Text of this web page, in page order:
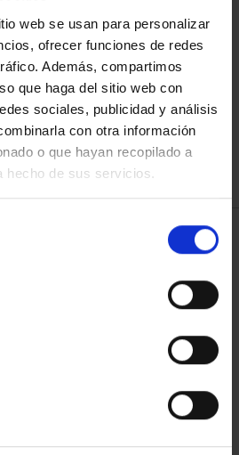
web se usan para personalizar
ofrecer funciones de redes
Además, compartimos
que haga del sitio web con
sociales, publicidad y análisis
con otra información
o que hayan recopilado a
hecho de sus servicios.
REFINAR